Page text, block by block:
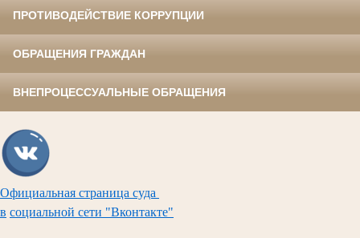
ПРОТИВОДЕЙСТВИЕ КОРРУПЦИИ
ОБРАЩЕНИЯ ГРАЖДАН
ВНЕПРОЦЕССУАЛЬНЫЕ ОБРАЩЕНИЯ
Официальная страница суда
в социальной сети "Вконтакте"